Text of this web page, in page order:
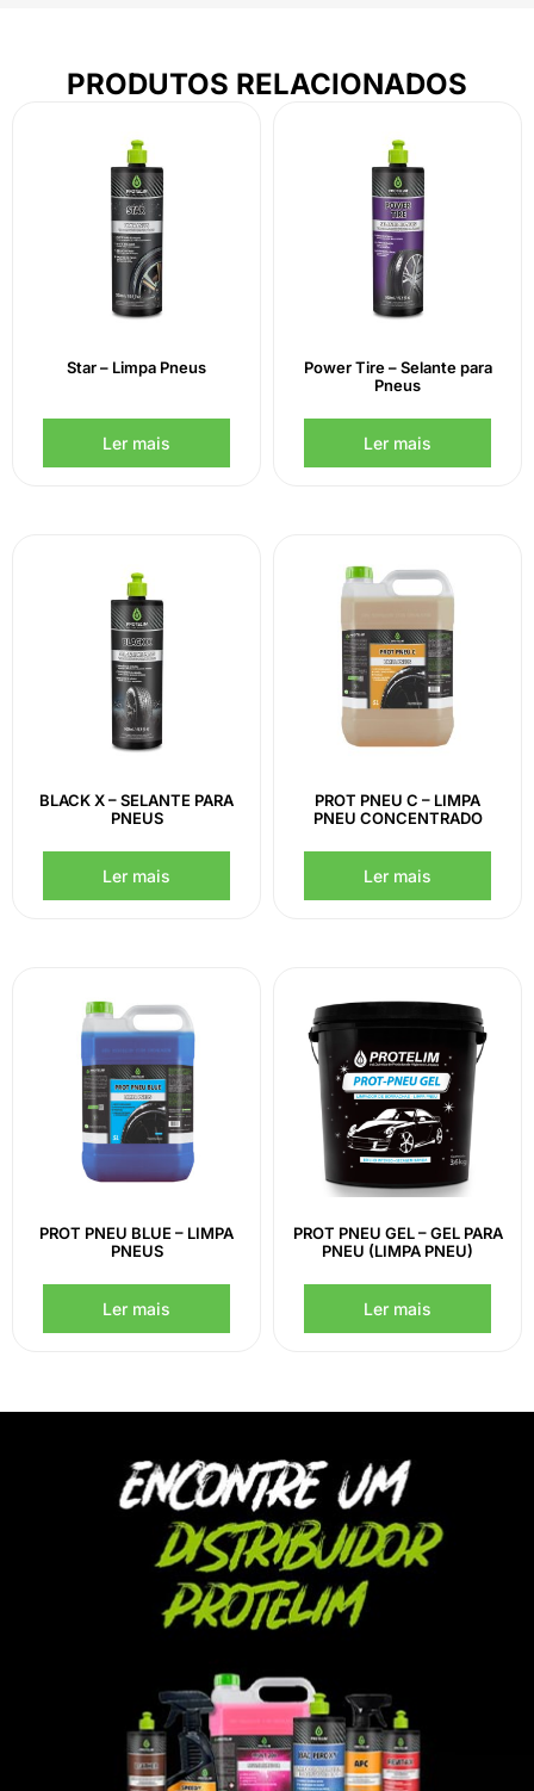
PRODUTOS RELACIONADOS
Star – Limpa Pneus
Ler mais
Power Tire – Selante para
Pneus
Ler mais
BLACK X – SELANTE PARA
PNEUS
Ler mais
PROT PNEU C – LIMPA
PNEU CONCENTRADO
Ler mais
PROT PNEU BLUE – LIMPA
PNEUS
Ler mais
PROT PNEU GEL – GEL PARA
PNEU (LIMPA PNEU)
Ler mais